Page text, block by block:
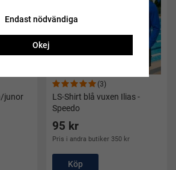
junor
(3)
LS-Shirt blå vuxen Ilias -
Speedo
95 kr
Pris i andra butiker 350 kr
Köp
Endast nödvändiga
Okej